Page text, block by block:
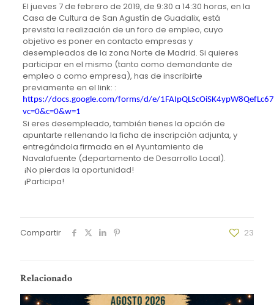
El jueves 7 de febrero de 2019, de 9:30 a 14:30 horas, en la
Casa de Cultura de San Agustín de Guadalix, está
prevista la realización de un foro de empleo, cuyo
objetivo es poner en contacto empresas y
desempleados de la zona Norte de Madrid. Si quieres
participar en el mismo (tanto como demandante de
empleo o como empresa), has de inscribirte
previamente en el link: :
https://docs.google.com/forms/d/e/
vc=0&c=0&w=1
Si eres desempleado, también tienes la opción de
apuntarte rellenando la ficha de inscripción adjunta, y
entregándola firmada en el Ayuntamiento de
Navalafuente (departamento de Desarrollo Local).
¡No pierdas la oportunidad!
¡Participa!
Compartir 23
Relacionado